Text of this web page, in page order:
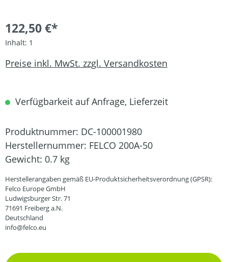
122,50 €*
Inhalt: 1
Preise inkl. MwSt. zzgl. Versandkosten
Verfügbarkeit auf Anfrage, Lieferzeit
Produktnummer: DC-100001980
Herstellernummer: FELCO 200A-50
Gewicht: 0.7 kg
Herstellerangaben gemäß EU-Produktsicherheitsverordnung (GPSR):
Felco Europe GmbH
Ludwigsburger Str. 71
71691 Freiberg a.N.
Deutschland
info@felco.eu